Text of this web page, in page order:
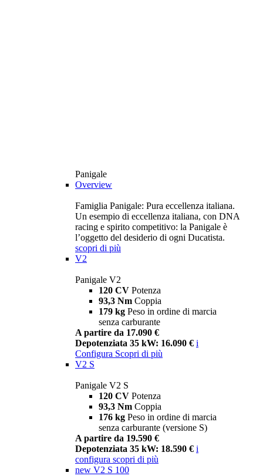
Panigale
Overview
Famiglia Panigale: Pura eccellenza italiana.
Un esempio di eccellenza italiana, con DNA
racing e spirito competitivo: la Panigale è
l’oggetto del desiderio di ogni Ducatista.
scopri di più
V2
Panigale V2
120 CV Potenza
93,3 Nm Coppia
179 kg Peso in ordine di marcia
senza carburante
A partire da 17.090 €
Depotenziata 35 kW: 16.090 € i
Configura Scopri di più
V2 S
Panigale V2 S
120 CV Potenza
93,3 Nm Coppia
176 kg Peso in ordine di marcia
senza carburante (versione S)
A partire da 19.590 €
Depotenziata 35 kW: 18.590 € i
configura scopri di più
new V2 S 100